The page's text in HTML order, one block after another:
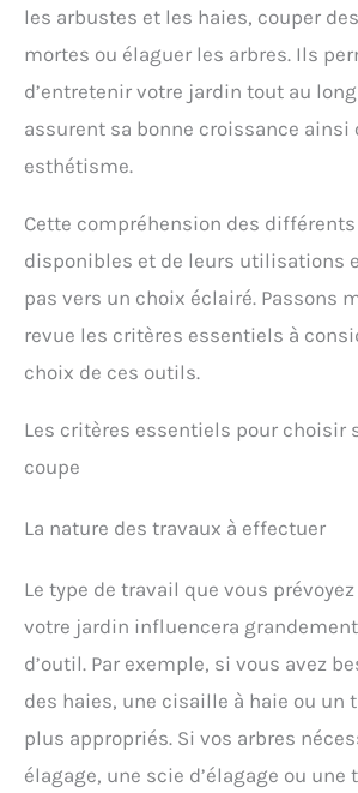
augmente la friction de
antidérapante et résistante à l'usure
main confortable】 Forme
confortablement placée dans la
de sécurité peut éviter les blessures
et professionnelle 【Idéal pour
branches, les troncs, les vergers, les
des arbustes, les rosettes et les
sécateurs peuvent répondre à la
expérience de jardinage
les arbustes et les haies, couper
mortes ou élaguer les arbres. Ils
d’entretenir votre jardin tout au long
assurent sa bonne croissance ainsi
esthétisme.
Cette compréhension des
disponibles et de leurs utilisations
pas vers un choix éclairé. Passons
revue les critères essentiels à
choix de ces outils.
Les critères essentiels pour choisir
coupe
La nature des travaux à effectuer
Le type de travail que vous
votre jardin influencera
d’outil. Par exemple, si vous avez
des haies, une cisaille à haie ou un
plus appropriés. Si vos arbres
élagage, une scie d’élagage ou une